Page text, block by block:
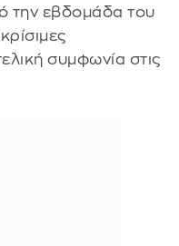
την εβδομάδα του
συμφωνία στις